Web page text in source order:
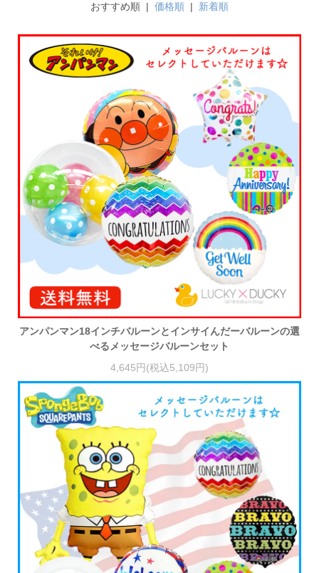
おすすめ順 | 価格順 | 新着順
アンパンマン18インチバルーンとインサイんだーバルーンの選
べるメッセージバルーンセット
4,645円(税込5,109円)